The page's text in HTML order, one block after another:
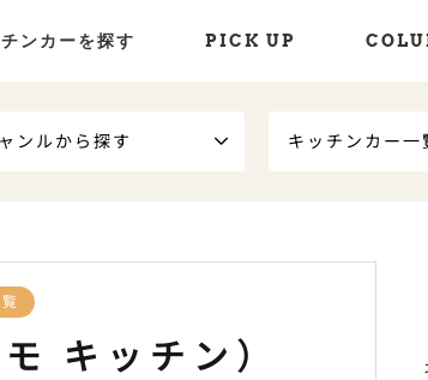
ンカーを探す PICK UP
ンルから探す キッチンカー一
キッチン）